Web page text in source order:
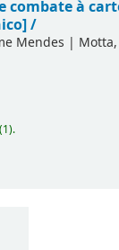
combate à
/
Mendes |
(1).